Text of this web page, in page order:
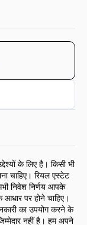
के लिए है। किसी भी
चाहिए। रियल एस्टेट
निवेश निर्णय आपके
आधार पर होने चाहिए।
का उपयोग करने के
नहीं है। हम अपने